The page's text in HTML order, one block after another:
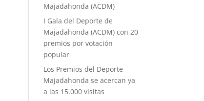
Majadahonda (ACDM)
I Gala del Deporte de
Majadahonda (ACDM) con 20
premios por votación
popular
Los Premios del Deporte
Majadahonda se acercan ya
a las 15.000 visitas